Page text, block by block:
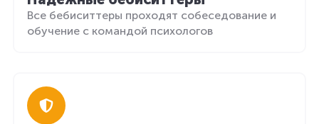
Все бебиситтеры проходят собеседование и
обучение с командой психологов